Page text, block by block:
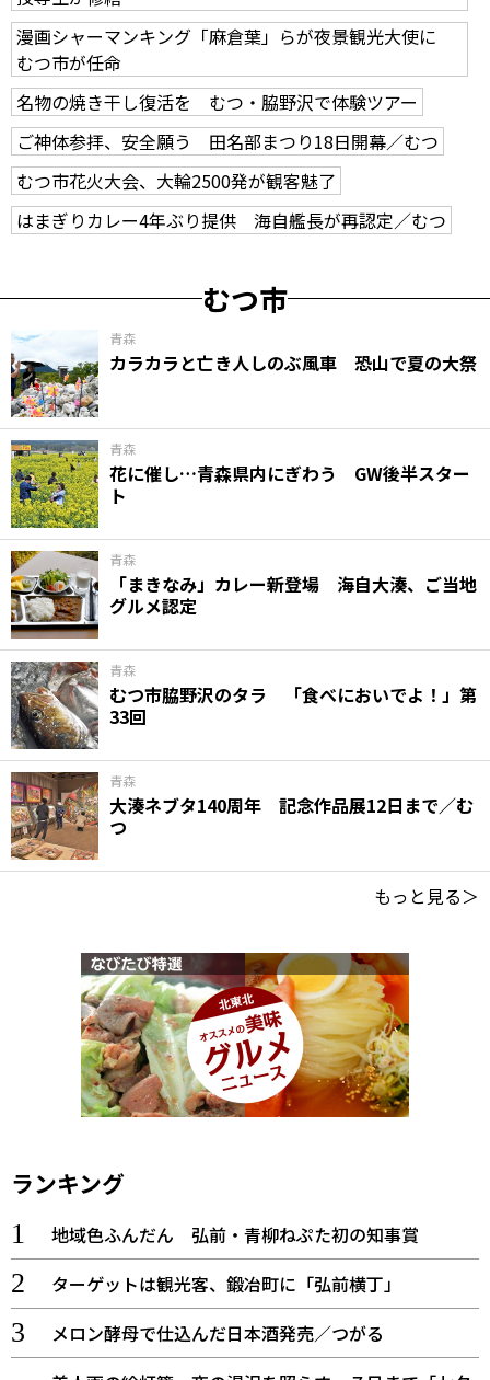
漫画シャーマンキング「麻倉葉」らが夜景観光大使に
むつ市が任命
名物の焼き干し復活を むつ・脇野沢で体験ツアー
ご神体参拝、安全願う 田名部まつり18日開幕／むつ
むつ市花火大会、大輪2500発が観客魅了
はまぎりカレー4年ぶり提供 海自艦長が再認定／むつ
むつ市
青森
カラカラと亡き人しのぶ風車 恐山で夏の大祭
青森
花に催し…青森県内にぎわう GW後半スター
ト
青森
「まきなみ」カレー新登場 海自大湊、ご当地
グルメ認定
青森
むつ市脇野沢のタラ 「食べにおいでよ！」第
33回
青森
大湊ネブタ140周年 記念作品展12日まで／む
つ
もっと見る＞
ランキング
地域色ふんだん 弘前・青柳ねぷた初の知事賞
ターゲットは観光客、鍛冶町に「弘前横丁」
メロン酵母で仕込んだ日本酒発売／つがる